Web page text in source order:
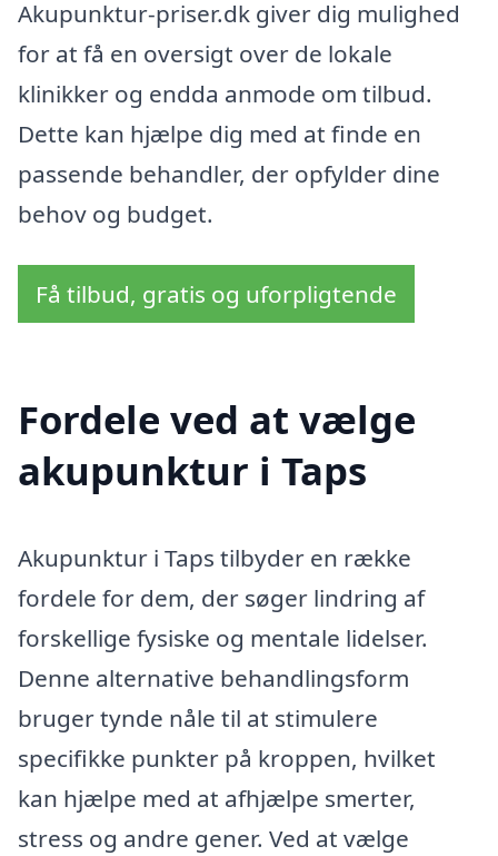
Akupunktur-priser.dk giver dig mulighed
for at få en oversigt over de lokale
klinikker og endda anmode om tilbud.
Dette kan hjælpe dig med at finde en
passende behandler, der opfylder dine
behov og budget.
Få tilbud, gratis og uforpligtende
Fordele ved at vælge
akupunktur i Taps
Akupunktur i Taps tilbyder en række
fordele for dem, der søger lindring af
forskellige fysiske og mentale lidelser.
Denne alternative behandlingsform
bruger tynde nåle til at stimulere
specifikke punkter på kroppen, hvilket
kan hjælpe med at afhjælpe smerter,
stress og andre gener. Ved at vælge